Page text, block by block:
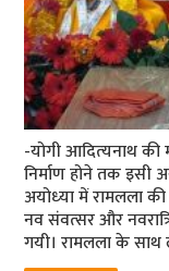
-योगी आदित्‍यनाथ की
निर्माण होने तक इसी
अयोध्‍या में रामलला
नव संवत्‍सर और
गयी। रामलला के